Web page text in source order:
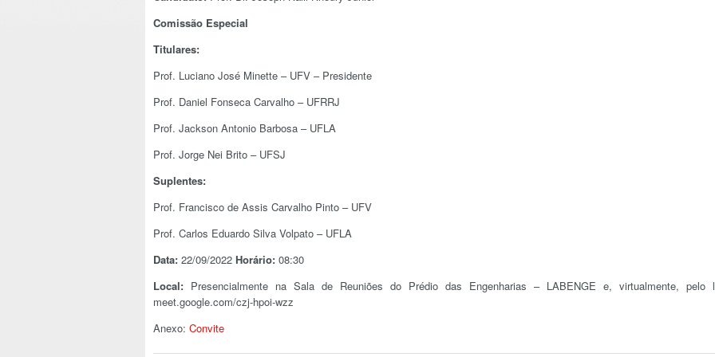
Comissão Especial
Titulares:
Prof. Luciano José Minette – UFV – Presidente
Prof. Daniel Fonseca Carvalho – UFRRJ
Prof. Jackson Antonio Barbosa – UFLA
Prof. Jorge Nei Brito – UFSJ
Suplentes:
Prof. Francisco de Assis Carvalho Pinto – UFV
Prof. Carlos Eduardo Silva Volpato – UFLA
Data: 22/09/2022 Horário: 08:30
Local: Presencialmente na Sala de Reuniões do Prédio das Engenharias – LABENGE e, virtualmente, pelo
meet.google.com/czj-hpoi-wzz
Anexo: Convite